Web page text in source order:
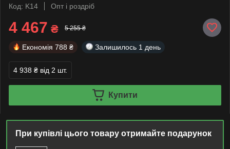
Код: K14
Опт і роздріб
4 467 ₴ 5 255 ₴
Економія 788 ₴ Залишилось 1 день
4 938 ₴ від 2 шт.
Купити
При купівлі цього товару отримайте подарунок